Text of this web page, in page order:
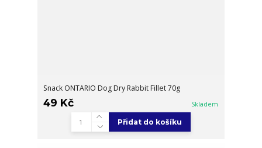
Snack ONTARIO Dog Dry Rabbit Fillet 70g
49 Kč Skladem
Přidat do košíku